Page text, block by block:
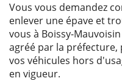
Vous vous demandez
enlever une épave et
vous à Boissy-
agréé par la
vos véhicules hors
en vigueur.